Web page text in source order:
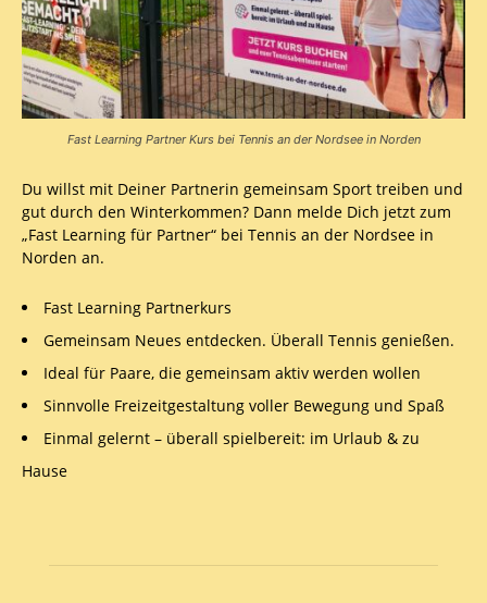
Fast Learning Partner Kurs bei Tennis an der Nordsee in Norden
Du willst mit Deiner Partnerin gemeinsam Sport treiben und
gut durch den Winterkommen? Dann melde Dich jetzt zum
„Fast Learning für Partner“ bei Tennis an der Nordsee in
Norden an.
Fast Learning Partnerkurs
Gemeinsam Neues entdecken. Überall Tennis genießen.
Ideal für Paare, die gemeinsam aktiv werden wollen
Sinnvolle Freizeitgestaltung voller Bewegung und Spaß
Einmal gelernt – überall spielbereit: im Urlaub & zu
Hause